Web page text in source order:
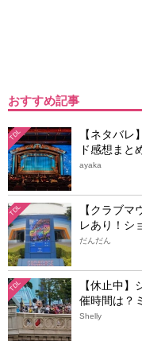
おすすめ記事
TDL
【ネタバ
ド感想まと
ayaka
TDL
【クラブ
レあり！シ
だんだん
TDL
【休止中
催時間は？
Shelly